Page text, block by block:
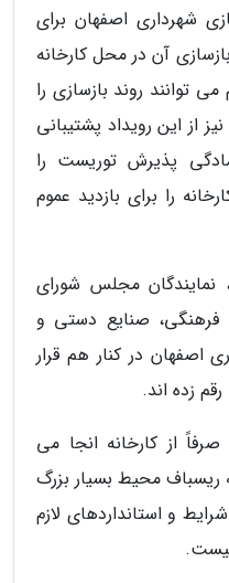
شهرداری اصفهان برای
آن در محل کارخانه
توانند روند بازسازی را
از این رویداد پشتیبانی
پذیرش توریست را
را برای بازدید عموم
نمایندگان مجلس شورای
فرهنگی، صنایع دستی و
اصفهان در کنار هم قرار
زده اند.
از کارخانه انجا می
ریسباف محیط بسیار بزرگ
و استانداردهای لازم
نیست.